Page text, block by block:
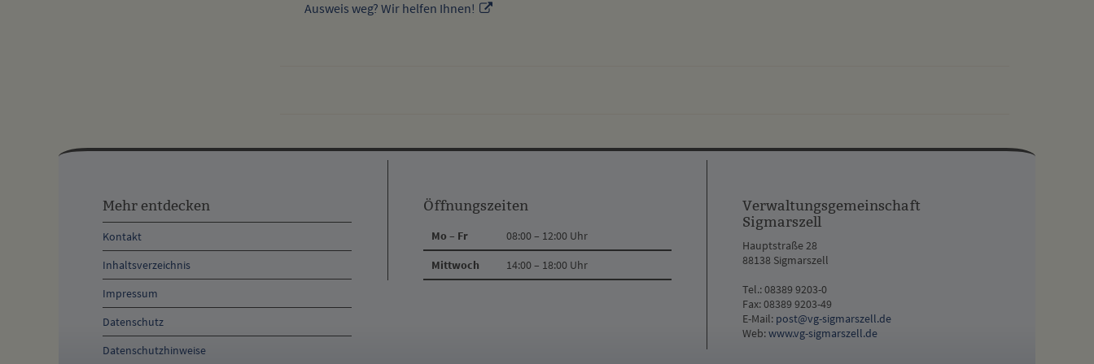
Ausweis weg? Wir helfen Ihnen!
entdecken,
Öffnungszeiten
und
Anschrift
und
Kontakt
Mehr entdecken
Kontakt
Inhaltsverzeichnis
Impressum
Datenschutz
Datenschutzhinweise
Öffnungszeiten
Mo – Fr
08:00 – 12:00 Uhr
Mittwoch
14:00 – 18:00 Uhr
Verwaltungsgemeinschaft
Sigmarszell
Hauptstraße 28
88138 Sigmarszell
Tel.: 08389 9203-0
Fax: 08389 9203-49
E-Mail: post@vg-sigmarszell.de
Web:www.vg-sigmarszell.de